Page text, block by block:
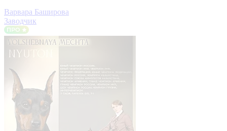
Варвара Баширова
Заводчик